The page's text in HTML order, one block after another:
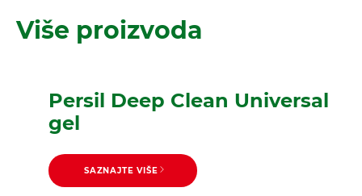
Više proizvoda
Persil Deep Clean Universal
gel
SAZNAJTE VIŠE